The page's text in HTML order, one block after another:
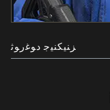
ﺰﻨﻴﻜﻨﻴﺟ ﺩﻮﻏﺭﻮﺛ